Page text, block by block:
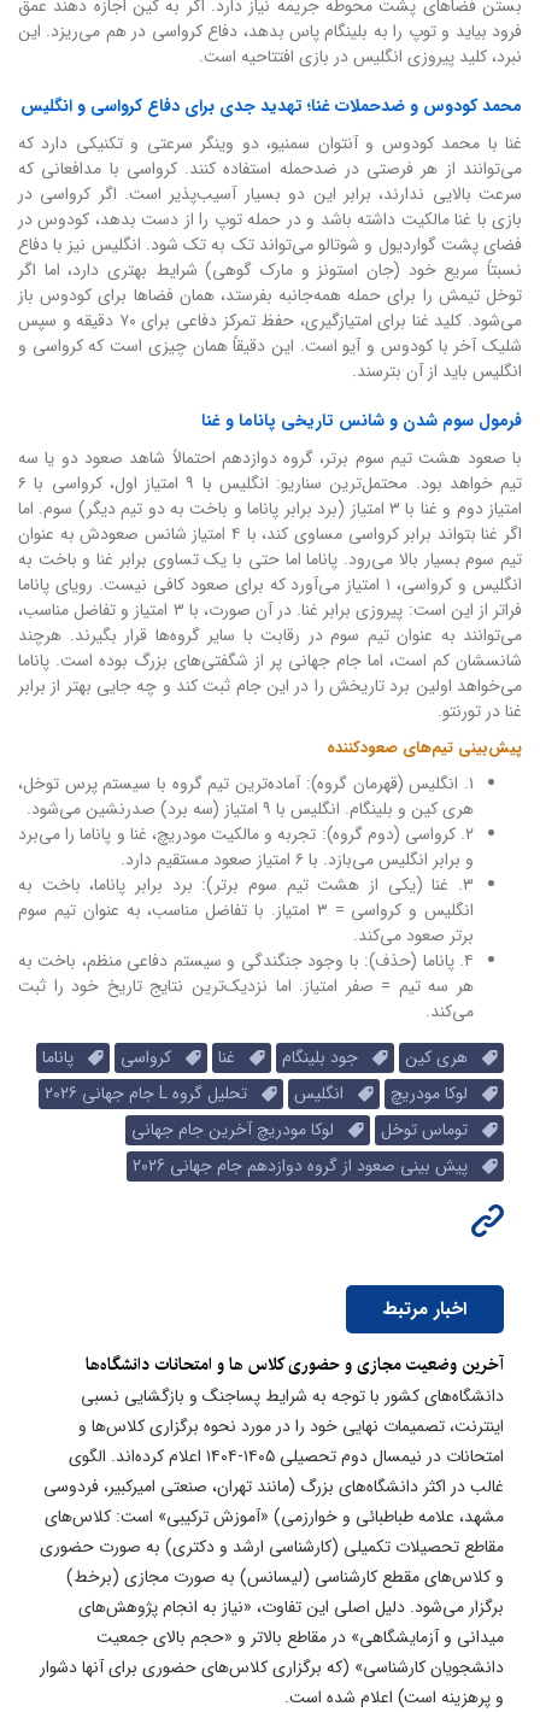
بستن فضاهای پشت محوطه جریمه نیاز دارد. اگر به کین اجازه دهند عمق
فرود بیاید و توپ را به بلینگام پاس بدهد، دفاع کرواسی در هم می‌ریزد. این
نبرد، کلید پیروزی انگلیس در بازی افتتاحیه است.
محمد کودوس و ضدحملات غنا؛ تهدید جدی برای دفاع کرواسی و انگلیس
غنا با محمد کودوس و آنتوان سمنیو، دو وینگر سرعتی و تکنیکی دارد که
می‌توانند از هر فرصتی در ضدحمله استفاده کنند. کرواسی با مدافعانی که
سرعت بالایی ندارند، برابر این دو بسیار آسیب‌پذیر است. اگر کرواسی در
بازی با غنا مالکیت داشته باشد و در حمله توپ را از دست بدهد، کودوس در
فضای پشت گواردیول و شوتالو می‌تواند تک به تک شود. انگلیس نیز با دفاع
نسبتاً سریع خود (جان استونز و مارک گوهی) شرایط بهتری دارد، اما اگر
توخل تیمش را برای حمله همه‌جانبه بفرستد، همان فضاها برای کودوس باز
می‌شود. کلید غنا برای امتیازگیری، حفظ تمرکز دفاعی برای ۷۰ دقیقه و سپس
شلیک آخر با کودوس و آیو است. این دقیقاً همان چیزی است که کرواسی و
انگلیس باید از آن بترسند.
فرمول سوم شدن و شانس تاریخی پاناما و غنا
با صعود هشت تیم سوم برتر، گروه دوازدهم احتمالاً شاهد صعود دو یا سه
تیم خواهد بود. محتمل‌ترین سناریو: انگلیس با ۹ امتیاز اول، کرواسی با ۶
امتیاز دوم و غنا با ۳ امتیاز (برد برابر پاناما و باخت به دو تیم دیگر) سوم. اما
اگر غنا بتواند برابر کرواسی مساوی کند، با ۴ امتیاز شانس صعودش به عنوان
تیم سوم بسیار بالا می‌رود. پاناما اما حتی با یک تساوی برابر غنا و باخت به
انگلیس و کرواسی، ۱ امتیاز می‌آورد که برای صعود کافی نیست. رویای پاناما
فراتر از این است: پیروزی برابر غنا. در آن صورت، با ۳ امتیاز و تفاضل مناسب،
می‌توانند به عنوان تیم سوم در رقابت با سایر گروه‌ها قرار بگیرند. هرچند
شانسشان کم است، اما جام جهانی پر از شگفتی‌های بزرگ بوده است. پاناما
می‌خواهد اولین برد تاریخش را در این جام ثبت کند و چه جایی بهتر از برابر
غنا در تورنتو.
پیش‌بینی تیم‌های صعودکننده
۱. انگلیس (قهرمان گروه): آماده‌ترین تیم گروه با سیستم پرس توخل،
هری کین و بلینگام. انگلیس با ۹ امتیاز (سه برد) صدرنشین می‌شود.
۲. کرواسی (دوم گروه): تجربه و مالکیت مودریچ، غنا و پاناما را می‌برد
و برابر انگلیس می‌بازد. با ۶ امتیاز صعود مستقیم دارد.
۳. غنا (یکی از هشت تیم سوم برتر): برد برابر پاناما، باخت به
انگلیس و کرواسی = ۳ امتیاز. با تفاضل مناسب، به عنوان تیم سوم
برتر صعود می‌کند.
۴. پاناما (حذف): با وجود جنگندگی و سیستم دفاعی منظم، باخت به
هر سه تیم = صفر امتیاز. اما نزدیک‌ترین نتایج تاریخ خود را ثبت
می‌کند.
هری کین
جود بلینگام غنا کرواسی
پاناما
لوکا مودریچ
انگلیس
تحلیل گروه L جام جهانی 2026
توماس توخل
لوکا مودریچ آخرین جام جهانی
پیش بینی صعود از گروه دوازدهم جام جهانی 2026
اخبار مرتبط
آخرین وضعیت مجازی و حضوری کلاس ها و امتحانات دانشگاه‌ها
دانشگاه‌های کشور با توجه به شرایط پساجنگ و بازگشایی نسبی
اینترنت، تصمیمات نهایی خود را در مورد نحوه برگزاری کلاس‌ها و
امتحانات در نیمسال دوم تحصیلی ۱۴۰۵-۱۴۰۴ اعلام کرده‌اند. الگوی
غالب در اکثر دانشگاه‌های بزرگ (مانند تهران، صنعتی امیرکبیر، فردوسی
مشهد، علامه طباطبائی و خوارزمی) «آموزش ترکیبی» است: کلاس‌های
مقاطع تحصیلات تکمیلی (کارشناسی ارشد و دکتری) به صورت حضوری
و کلاس‌های مقطع کارشناسی (لیسانس) به صورت مجازی (برخط)
برگزار می‌شود. دلیل اصلی این تفاوت، «نیاز به انجام پژوهش‌های
میدانی و آزمایشگاهی» در مقاطع بالاتر و «حجم بالای جمعیت
دانشجویان کارشناسی» (که برگزاری کلاس‌های حضوری برای آنها دشوار
و پرهزینه است) اعلام شده است.